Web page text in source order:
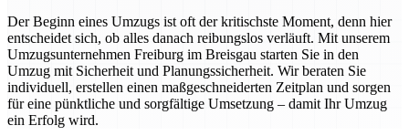
Der Beginn eines Umzugs ist oft der kritischste Moment, denn hier
entscheidet sich, ob alles danach reibungslos verläuft. Mit unserem
Umzugsunternehmen Freiburg im Breisgau starten Sie in den
Umzug mit Sicherheit und Planungssicherheit. Wir beraten Sie
individuell, erstellen einen maßgeschneiderten Zeitplan und sorgen
für eine pünktliche und sorgfältige Umsetzung – damit Ihr Umzug
ein Erfolg wird.